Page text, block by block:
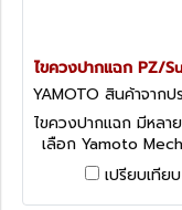
ไขควงปากแฉก PZ/
YAMOTO สินค้าจากป
กฤษ-1
ไขควงปากแฉก มีหลา
เลือก Yamoto
Screwdrivers:
เปรียบเทียบ